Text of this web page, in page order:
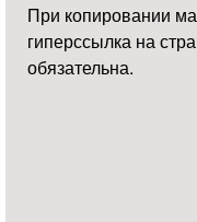
При копировании
гиперссылка на
обязательна.